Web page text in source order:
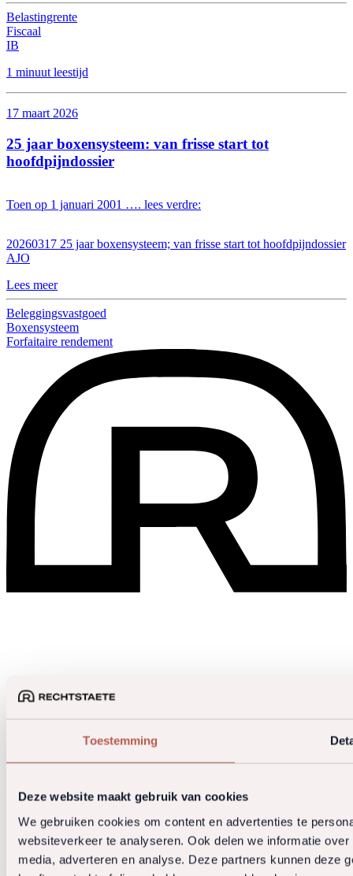
Toestemming
Deze website maakt gebruik van cookies
We gebruiken cookies om content en advertenties te
websiteverkeer te analyseren. Ook delen we informatie
media, adverteren en analyse. Deze partners kunnen deze
Belastingrente
Fiscaal
IB
1 minuut leestijd
17 maart 2026
25 jaar boxensysteem: van frisse start tot
hoofdpijndossier
Toen op 1 januari 2001 …. lees verdre:
20260317 25 jaar boxensysteem; van frisse start tot hoofdpijndossier
AJO
Lees meer
Beleggingsvastgoed
Boxensysteem
Forfaitaire rendement
Rechtstaete Vastgoedadvocaten en Belastingadviseurs B.V.
34154528
Sectoren
Expertises
Over ons